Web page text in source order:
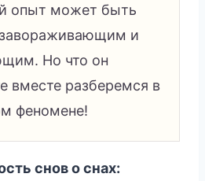
опыт может быть
и
Но что он
вместе разберемся в
феномене!
снов о снах: